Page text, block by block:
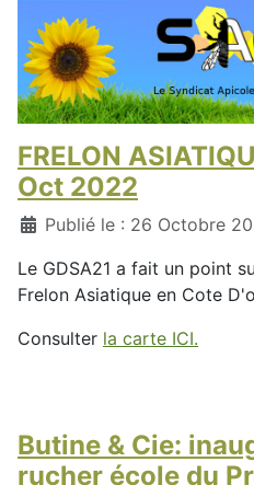
FRELON
Oct 2022
DétailsPublié le : 26 Octobre
Le GDSA21 a fait un point
Frelon Asiatique en Cote
Consulter la carte ICI.
Butine & Cie:
rucher école du